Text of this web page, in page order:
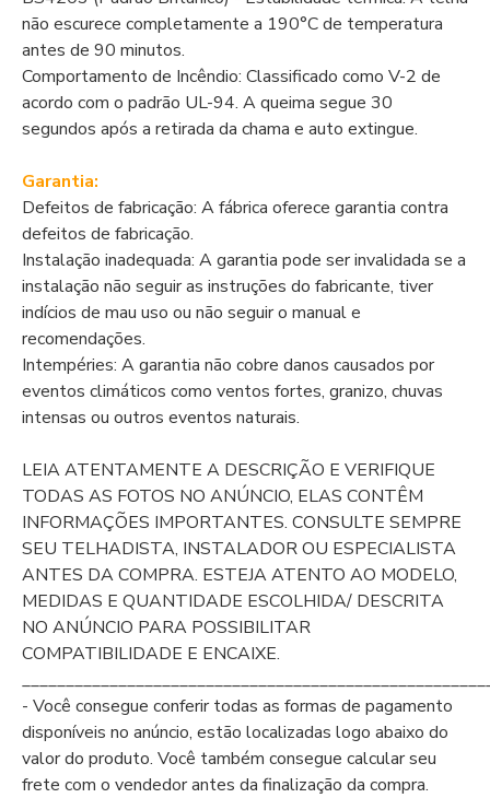
não escurece completamente a 190°C de temperatura
antes de 90 minutos.
Comportamento de Incêndio: Classificado como V-2 de
acordo com o padrão UL-94. A queima segue 30
segundos após a retirada da chama e auto extingue.
Garantia:
Defeitos de fabricação: A fábrica oferece garantia contra
defeitos de fabricação.
Instalação inadequada: A garantia pode ser invalidada se a
instalação não seguir as instruções do fabricante, tiver
indícios de mau uso ou não seguir o manual e
recomendações.
Intempéries: A garantia não cobre danos causados por
eventos climáticos como ventos fortes, granizo, chuvas
intensas ou outros eventos naturais.
LEIA ATENTAMENTE A DESCRIÇÃO E VERIFIQUE
TODAS AS FOTOS NO ANÚNCIO, ELAS CONTÊM
INFORMAÇÕES IMPORTANTES. CONSULTE SEMPRE
SEU TELHADISTA, INSTALADOR OU ESPECIALISTA
ANTES DA COMPRA. ESTEJA ATENTO AO MODELO,
MEDIDAS E QUANTIDADE ESCOLHIDA/ DESCRITA
NO ANÚNCIO PARA POSSIBILITAR
COMPATIBILIDADE E ENCAIXE.
- Você consegue conferir todas as formas de pagamento
disponíveis no anúncio, estão localizadas logo abaixo do
valor do produto. Você também consegue calcular seu
frete com o vendedor antes da finalização da compra.